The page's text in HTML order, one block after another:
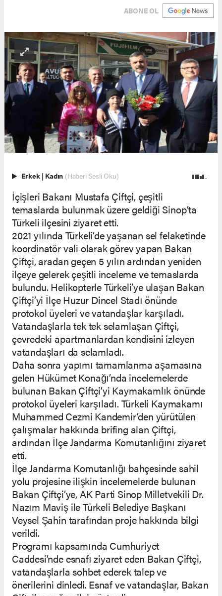
ABONE OL
Erkek | Kadın (Haberi Sesli Oku)
İçişleri Bakanı Mustafa Çiftçi, çeşitli
temaslarda bulunmak üzere geldiği Sinop’ta
Türkeli ilçesini ziyaret etti.
2021 yılında Türkeli’de yaşanan sel felaketinde
koordinatör vali olarak görev yapan Bakan
Çiftçi, aradan geçen 5 yılın ardından yeniden
ilçeye gelerek çeşitli inceleme ve temaslarda
bulundu. Helikopterle Türkeli’ye ulaşan Bakan
Çiftçi’yi İlçe Huzur Dincel Stadı önünde
protokol üyeleri ve vatandaşlar karşıladı.
Vatandaşlarla tek tek selamlaşan Çiftçi,
çevredeki apartmanlardan kendisini izleyen
vatandaşları da selamladı.
Daha sonra yapımı tamamlanma aşamasına
gelen Hükümet Konağı’nda incelemelerde
bulunan Bakan Çiftçi’yi Kaymakamlık önünde
protokol üyeleri karşıladı. Türkeli Kaymakamı
Muhammed Cezmi Kandemir’den yürütülen
çalışmalar hakkında brifing alan Çiftçi,
ardından İlçe Jandarma Komutanlığını ziyaret
etti.
İlçe Jandarma Komutanlığı bahçesinde sahil
yolu projesine ilişkin incelemelerde bulunan
Bakan Çiftçi’ye, AK Parti Sinop Milletvekili Dr.
Nazım Maviş ile Türkeli Belediye Başkanı
Veysel Şahin tarafından proje hakkında bilgi
verildi.
Programı kapsamında Cumhuriyet
Caddesi’nde esnafı ziyaret eden Bakan Çiftçi,
vatandaşlarla sohbet ederek talep ve
önerilerini dinledi. Esnaf ve vatandaşlar, Bakan